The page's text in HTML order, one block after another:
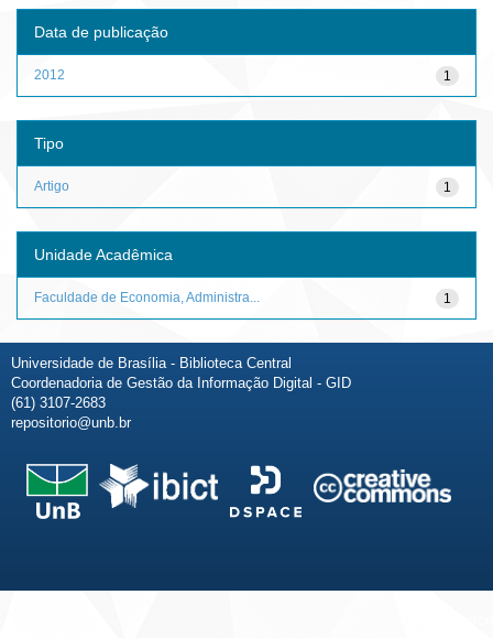
Data de publicação
1
2012
Tipo
1
Artigo
Unidade Acadêmica
1
Faculdade de Economia, Administra...
Universidade de Brasília - Biblioteca Central
Coordenadoria de Gestão da Informação Digital - GID
(61) 3107-2683
repositorio@unb.br